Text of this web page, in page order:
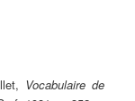
Vocabulaire de